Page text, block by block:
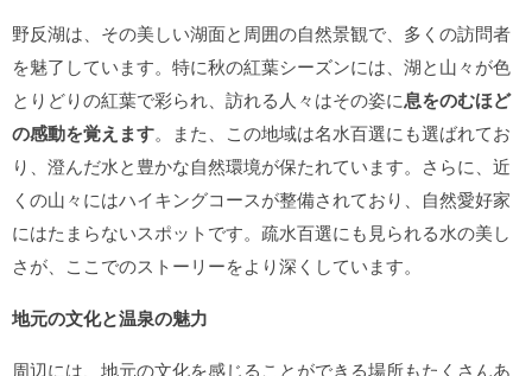
野反湖は、その美しい湖面と周囲の自然景観で、多くの訪問者
を魅了しています。特に秋の紅葉シーズンには、湖と山々が色
とりどりの紅葉で彩られ、訪れる人々はその姿に息をのむほど
の感動を覚えます。また、この地域は名水百選にも選ばれてお
り、澄んだ水と豊かな自然環境が保たれています。さらに、近
くの山々にはハイキングコースが整備されており、自然愛好家
にはたまらないスポットです。疏水百選にも見られる水の美し
さが、ここでのストーリーをより深くしています。
地元の文化と温泉の魅力
周辺には、地元の文化を感じることができる場所もたくさんあ